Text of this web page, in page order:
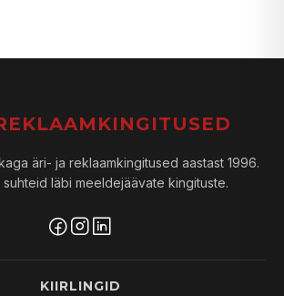
äri- ja reklaamkingitused aastast 1996.
suhteid läbi meeldejäävate kingituste.
KIIRLINGID